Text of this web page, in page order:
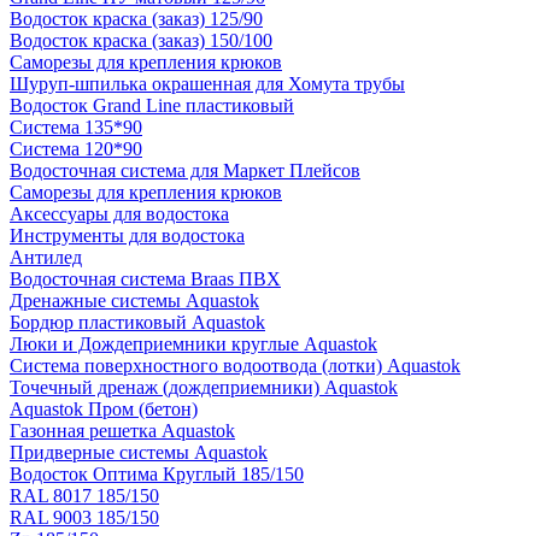
Водосток краска (заказ) 125/90
Водосток краска (заказ) 150/100
Саморезы для крепления крюков
Шуруп-шпилька окрашенная для Хомута трубы
Водосток Grand Line пластиковый
Система 135*90
Система 120*90
Водосточная система для Маркет Плейсов
Саморезы для крепления крюков
Аксессуары для водостока
Инструменты для водостока
Антилед
Водосточная система Braas ПВХ
Дренажные системы Aquastok
Бордюр пластиковый Aquastok
Люки и Дождеприемники круглые Aquastok
Система поверхностного водоотвода (лотки) Aquastok
Точечный дренаж (дождеприемники) Aquastok
Aquastok Пром (бетон)
Газонная решетка Aquastok
Придверные системы Aquastok
Водосток Оптима Круглый 185/150
RAL 8017 185/150
RAL 9003 185/150